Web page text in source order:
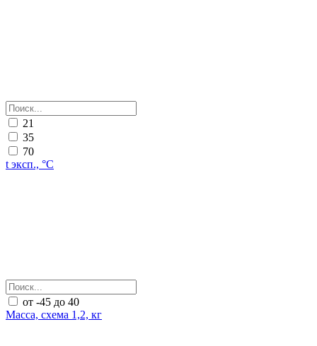
21
35
70
t эксп., °С
от -45 до 40
Масса, схема 1,2, кг